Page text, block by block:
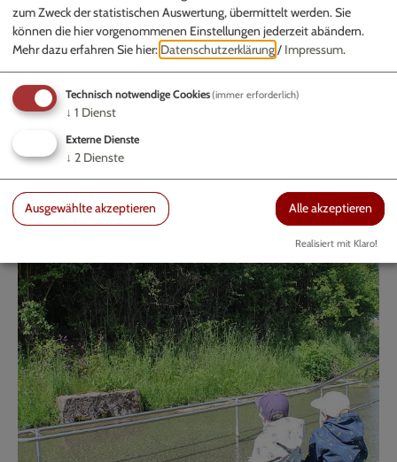
Frau Simone Hiemer
Isenbrunn
Altmühlstr.
85137 Eichstätt
08421 9740-32
zum Zweck der statistischen Auswertung, übermittelt werden. Sie
können die hier vorgenommenen Einstellungen jederzeit abändern.
Mehr dazu erfahren Sie hier: Datenschutzerklärung/ Impressum.
Technisch notwendige Cookies(immer erforderlich)
↓ 1 Dienst
Externe Dienste
↓ 2 Dienste
Ausgewählte akzeptieren Alle akzeptieren
Realisiert mit Klaro!